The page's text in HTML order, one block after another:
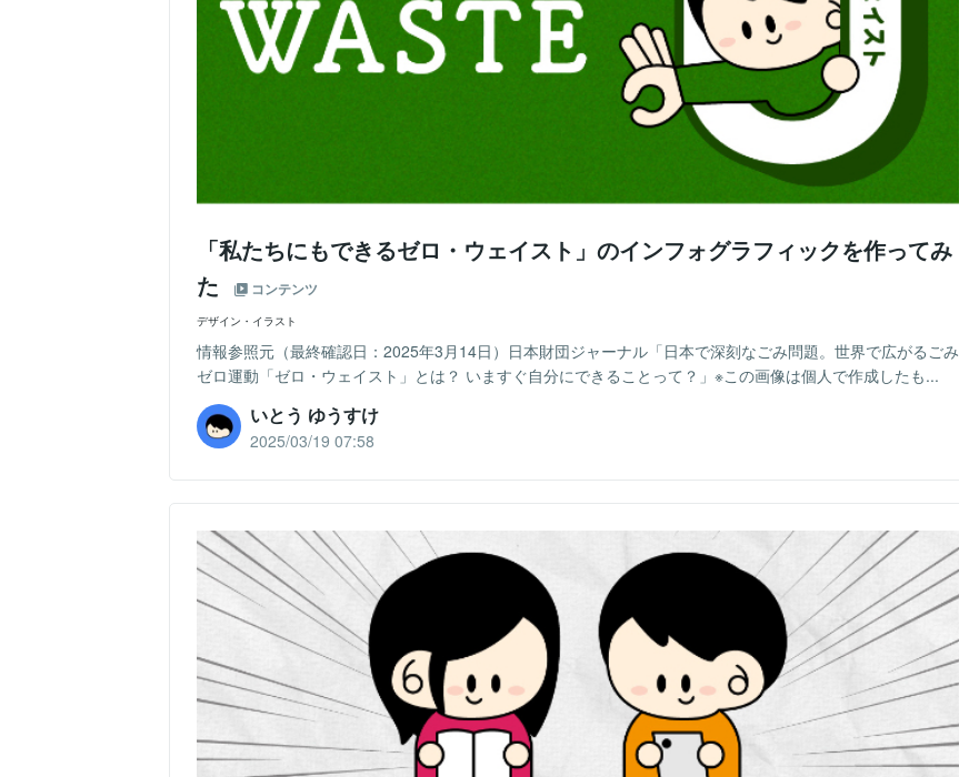
「私たちにもできるゼロ・ウェイスト」のインフォグラフィックを作ってみ
た
コンテンツ
デザイン・イラスト
情報参照元（最終確認日：2025年3月14日）日本財団ジャーナル「日本で深刻なごみ問題。世界で広がるごみ
ゼロ運動「ゼロ・ウェイスト」とは？ いますぐ自分にできることって？」※この画像は個人で作成したも...
いとう ゆうすけ
2025/03/19 07:58